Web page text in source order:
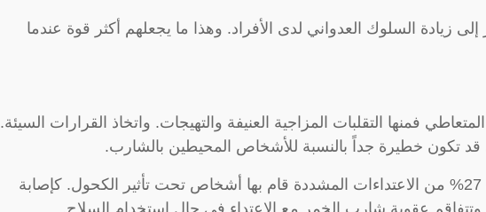
زيادة السلوك العدواني لدى الأفراد. وهذا ما يجعلهم أكثر قوة عندما
فمنها التقلبات المزاجية العنيفة والتهيجات. واتخاذ القرارات السيئة.
قد تكون خطيرة جداً بالنسبة للأشخاص المحيطين بالشارب.
حيث قالت الدراسات أن 27% من الاعتداءات المشددة قام بها أشخاص تحت تأثير الكحول. كإصابة
وتتفاقم عقوبة شارب الخمر مع الاعتداء في حال استخدام السلاح.